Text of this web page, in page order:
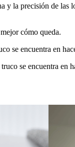
la precisión de las
cómo queda.
se encuentra en
se encuentra